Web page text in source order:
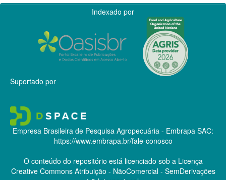
Indexado por
Suportado por
Empresa Brasileira de Pesquisa Agropecuária - Embrapa SAC:
https://www.embrapa.br/fale-conosco
O conteúdo do repositório está licenciado sob a Licença
Creative CommonsAtribuição - NãoComercial - SemDerivações